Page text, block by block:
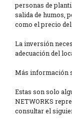
personas de
salida de humos,
como el precio
La inversión
adecuación del
Más información
Estas son solo
NETWORKS
consultar el